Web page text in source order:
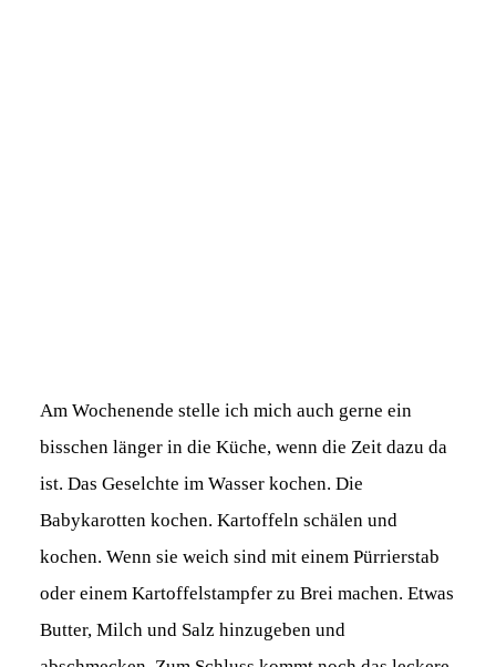
Am Wochenende stelle ich mich auch gerne ein
bisschen länger in die Küche, wenn die Zeit dazu da
ist. Das Geselchte im Wasser kochen. Die
Babykarotten kochen. Kartoffeln schälen und
kochen. Wenn sie weich sind mit einem Pürrierstab
oder einem Kartoffelstampfer zu Brei machen. Etwas
Butter, Milch und Salz hinzugeben und